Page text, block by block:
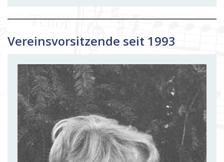
Vereinsvorsitzende seit 1993